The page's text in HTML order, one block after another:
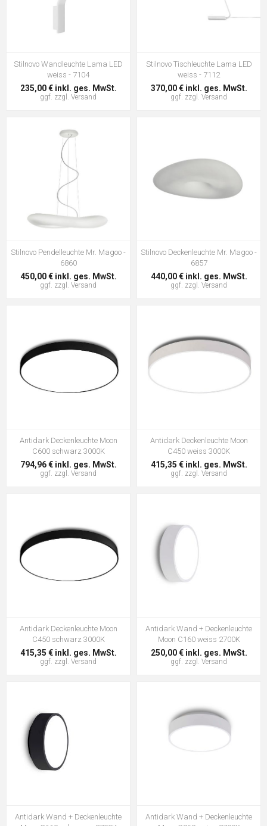
Stilnovo Wandleuchte Lama LED
weiss - 7104
235,00 € inkl. ges. MwSt.
ggf. zzgl. Versand
Stilnovo Tischleuchte Lama LED
weiss - 7112
370,00 € inkl. ges. MwSt.
ggf. zzgl. Versand
Stilnovo Pendelleuchte Mr. Magoo -
6860
450,00 € inkl. ges. MwSt.
ggf. zzgl. Versand
Stilnovo Deckenleuchte Mr. Magoo -
6857
440,00 € inkl. ges. MwSt.
ggf. zzgl. Versand
Antidark Deckenleuchte Moon
C600 schwarz 3000K
794,96 € inkl. ges. MwSt.
ggf. zzgl. Versand
Antidark Deckenleuchte Moon
C450 weiss 3000K
415,35 € inkl. ges. MwSt.
ggf. zzgl. Versand
Antidark Deckenleuchte Moon
C450 schwarz 3000K
415,35 € inkl. ges. MwSt.
ggf. zzgl. Versand
Antidark Wand + Deckenleuchte
Moon C160 weiss 2700K
250,00 € inkl. ges. MwSt.
ggf. zzgl. Versand
Antidark Wand + Deckenleuchte
Antidark Wand + Deckenleuchte